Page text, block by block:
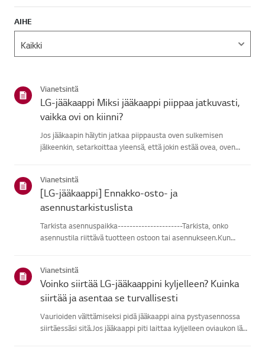
AIHE
Vianetsintä
LG-jääkaappi Miksi jääkaappi piippaa jatkuvasti,
vaikka ovi on kiinni?
Jos jääkaapin hälytin jatkaa piippausta oven sulkemisen
jälkeenkin, setarkoittaa yleensä, että jokin estää ovea, oven
Vianetsintä
[LG-jääkaappi] Ennakko-osto- ja
asennustarkistuslista
Tarkista asennuspaikka----------------------Tarkista, onko
asennustila riittävä tuotteen ostoon tai asennukseen.Kun
jääkaa...
Vianetsintä
Voinko siirtää LG-jääkaappini kyljelleen? Kuinka
siirtää ja asentaa se turvallisesti
Vaurioiden välttämiseksi pidä jääkaappi aina pystyasennossa
siirtäessäsi sitä.Jos jääkaappi piti laittaa kyljelleen oviaukon läpi,